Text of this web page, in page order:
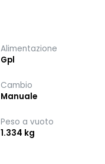
Alimentazione
Gpl
Cambio
Manuale
Peso a vuoto
1.334 kg